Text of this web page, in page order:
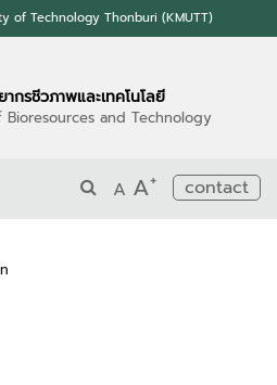
of Technology Thonburi (KMUTT)
กรชีวภาพและเทคโนโลยี
Bioresources and Technology
A A+ contact